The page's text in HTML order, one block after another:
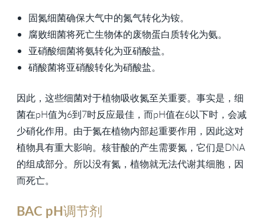
固氮细菌确保大气中的氮气转化为铵。
腐败细菌将死亡生物体的废物蛋白质转化为氨。
亚硝酸细菌将氨转化为亚硝酸盐。
硝酸菌将亚硝酸转化为硝酸盐。
因此，这些细菌对于植物吸收氮至关重要。事实是，细
菌在pH值为6到7时反应最佳，而pH值在6以下时，会减
少硝化作用。由于氮在植物内部起重要作用，因此这对
植物具有重大影响。核苷酸的产生需要氮，它们是DNA
的组成部分。所以没有氮，植物就无法代谢其细胞，因
而死亡。
BAC pH调节剂